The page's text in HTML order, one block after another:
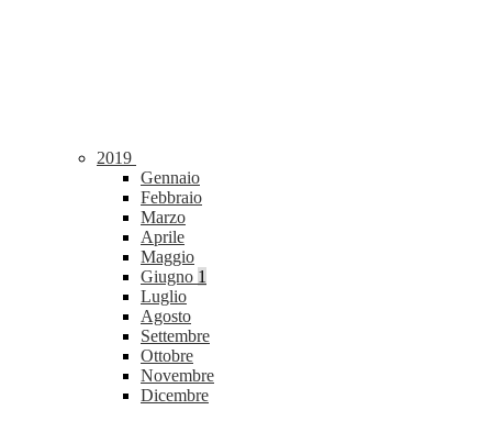
2019
Gennaio
Febbraio
Marzo
Aprile
Maggio
Giugno 1
Luglio
Agosto
Settembre
Ottobre
Novembre
Dicembre